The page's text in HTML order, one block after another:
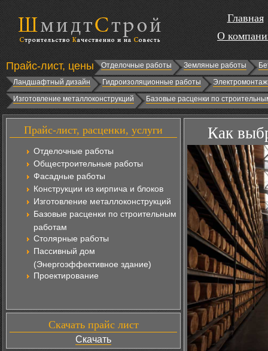
Главная
О
Прайс-лист, цены Отделочные работы Земляные работы
Ландшафтный дизайн
Гидроизоляционные работы
Изготовление металлоконструкций
Базовые расценки по
Прайс-лист, расценки, услуги
Отделочные работы
Общестроительные работы
Фасадные работы
Конструкции из кирпича и блоков
Изготовление металлоконструкций
Базовые расценки по строительным
работам
Столярные работы
Пассивный дом
(Энергоэффективное здание)
Проектирование
Скачать прайс лист
Скачать
Как